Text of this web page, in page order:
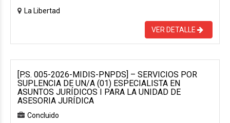
La Libertad
VER DETALLE
[P.S. 005-2026-MIDIS-PNPDS] – SERVICIOS POR
SUPLENCIA DE UN/A (01) ESPECIALISTA EN
ASUNTOS JURÍDICOS I PARA LA UNIDAD DE
ASESORIA JURÍDICA
Concluido